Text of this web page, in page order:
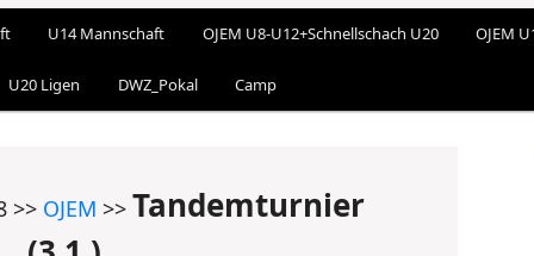
U14 Mannschaft OJEM U8-U12+Schnellschach U20 OJEM
U20 Ligen DWZ_Pokal Camp
>> OJEM >> Tandemturnier